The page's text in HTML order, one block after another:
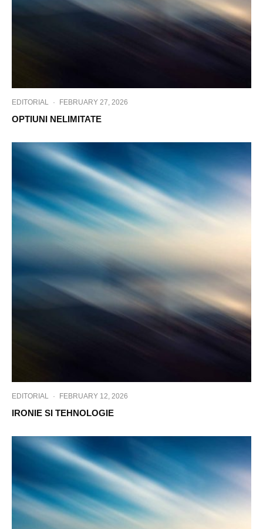
EDITORIAL · FEBRUARY 27, 2026
OPTIUNI NELIMITATE
EDITORIAL · FEBRUARY 12, 2026
IRONIE SI TEHNOLOGIE